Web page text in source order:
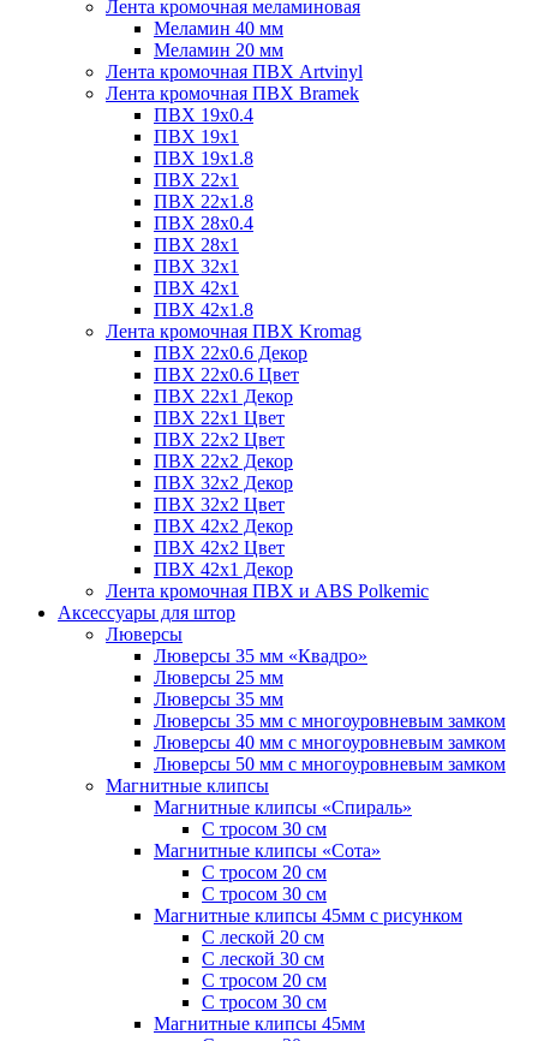
Лента кромочная меламиновая
Меламин 40 мм
Меламин 20 мм
Лента кромочная ПВХ Artvinyl
Лента кромочная ПВХ Bramek
ПВХ 19x0.4
ПВХ 19х1
ПВХ 19х1.8
ПВХ 22х1
ПВХ 22х1.8
ПВХ 28х0.4
ПВХ 28х1
ПВХ 32x1
ПВХ 42х1
ПВХ 42х1.8
Лента кромочная ПВХ Kromag
ПВХ 22x0.6 Декор
ПВХ 22x0.6 Цвет
ПВХ 22x1 Декор
ПВХ 22x1 Цвет
ПВХ 22x2 Цвет
ПВХ 22x2 Декор
ПВХ 32x2 Декор
ПВХ 32x2 Цвет
ПВХ 42x2 Декор
ПВХ 42x2 Цвет
ПВХ 42x1 Декор
Лента кромочная ПВХ и ABS Polkemic
Аксессуары для штор
Люверсы
Люверсы 35 мм «Квадро»
Люверсы 25 мм
Люверсы 35 мм
Люверсы 35 мм с многоуровневым замком
Люверсы 40 мм с многоуровневым замком
Люверсы 50 мм с многоуровневым замком
Магнитные клипсы
Магнитные клипсы «Спираль»
С тросом 30 см
Магнитные клипсы «Сота»
С тросом 20 см
С тросом 30 см
Магнитные клипсы 45мм с рисунком
С леской 20 см
С леской 30 см
С тросом 20 см
С тросом 30 см
Магнитные клипсы 45мм